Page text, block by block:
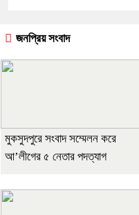
জনপ্রিয় সংবাদ
মুকসুদপুরে সংবাদ সম্মেলন করে
আ’লীগের ৫ নেতার পদত্যাগ